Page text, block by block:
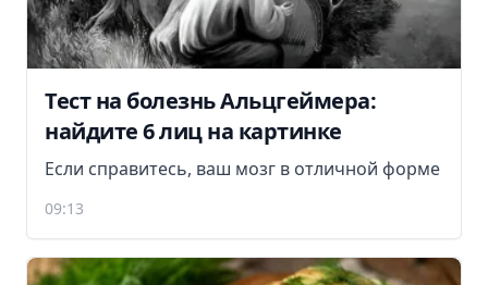
Тест на болезнь Альцгеймера:
найдите 6 лиц на картинке
Если справитесь, ваш мозг в отличной форме
09:13